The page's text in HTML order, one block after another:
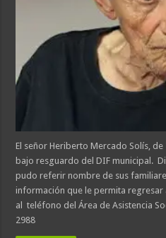
El señor Heriberto Mercado Solís,
bajo resguardo del DIF municipal.
pudo referir nombre de sus
información que le permita
al teléfono del Área de Asistencia
2988